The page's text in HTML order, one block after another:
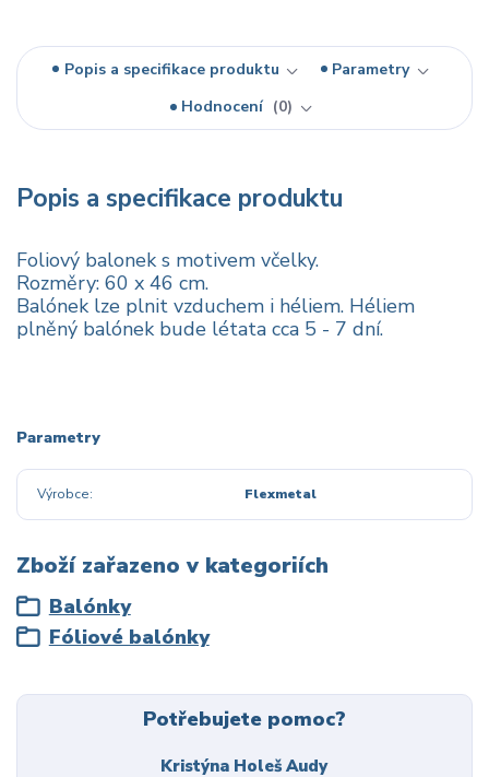
Popis a specifikace produktu
Parametry
Hodnocení
0
Popis a specifikace produktu
Foliový balonek s motivem včelky.
Rozměry: 60 x 46 cm.
Balónek lze plnit vzduchem i héliem. Héliem
plněný balónek bude létata cca 5 - 7 dní.
Parametry
Výrobce Flexmetal
Zboží zařazeno v kategoriích
Balónky
Fóliové balónky
Potřebujete pomoc?
Kristýna Holeš Audy